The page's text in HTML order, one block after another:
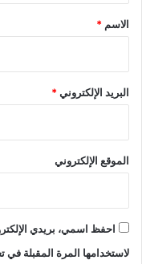
*
الاسم *
البريد الإلكتروني*
الموقع الإلكتروني
احفظ اسمي، بريدي
لاستخدامها المرة المقبلة في